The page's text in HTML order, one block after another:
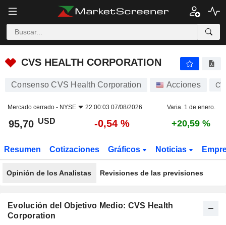
CVS HEALTH CORPORATION
CVS HEALTH CORPORATION
Consenso CVS Health Corporation Acciones
Mercado cerrado - NYSE 22:00:03 07/08/2026 Varia. 1 de enero.
95,70 USD -0,54 % +20,59 %
Resumen Cotizaciones Gráficos Noticias
Opinión de los Analistas Revisiones de las previsiones
Evolución del Objetivo Medio: CVS Health
Corporation